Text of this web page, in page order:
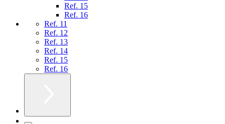
Ref. 15
Ref. 16
Ref. 11
Ref. 12
Ref. 13
Ref. 14
Ref. 15
Ref. 16